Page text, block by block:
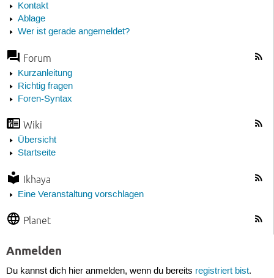
Kontakt
Ablage
Wer ist gerade angemeldet?
Forum
Kurzanleitung
Richtig fragen
Foren-Syntax
Wiki
Übersicht
Startseite
Ikhaya
Eine Veranstaltung vorschlagen
Planet
Anmelden
Du kannst dich hier anmelden, wenn du bereits registriert bist.